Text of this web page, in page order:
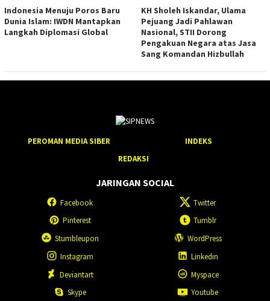
Indonesia Menuju Poros Baru
Dunia Islam: IWDN Mantapkan
Langkah Diplomasi Global
KH Sholeh Iskandar, Ulama
Pejuang Jadi Pahlawan
Nasional, STII Dorong
Pengakuan Negara atas Jasa
Sang Komandan Hizbullah
PEROMAN MEDIA SIBER
INDEKS
REDAKSI
JARINGAN SOCIAL
Facebook
Twitter
Pinterest
Tumblr
Stumbleupon
WordPress
Instagram
Linkedin
Deviantart
Myspace
Skype
Youtube